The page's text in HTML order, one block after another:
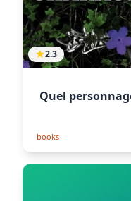
2.3
Quel
books